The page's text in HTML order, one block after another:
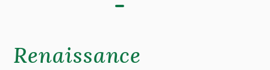
Renaissance